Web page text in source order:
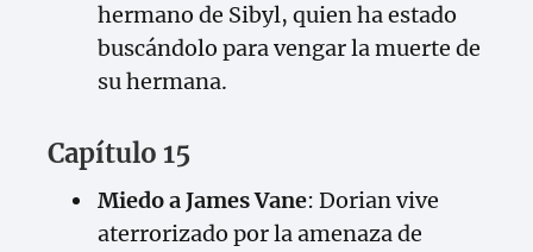
hermano de Sibyl, quien ha estado
buscándolo para vengar la muerte de
su hermana.
Capítulo 15
Miedo a James Vane: Dorian vive
aterrorizado por la amenaza de